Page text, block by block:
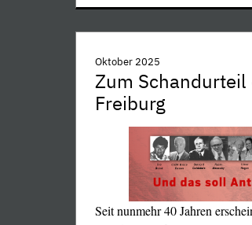
…
Oktober 2025
Zum
Freiburg
Seit nunmehr 40 Jahren